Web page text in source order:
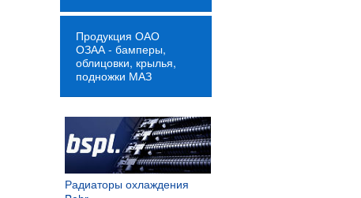
Продукция ОАО
ОЗАА - бамперы,
облицовки, крылья,
подножки МАЗ
Радиаторы охлаждения